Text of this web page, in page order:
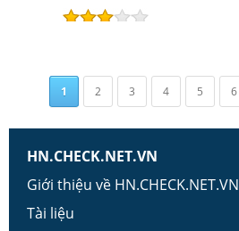
1 2 3 4 5 6
HN.CHECK.NET.VN
Giới thiệu về HN.CHECK.NET.VN
Tài liệu